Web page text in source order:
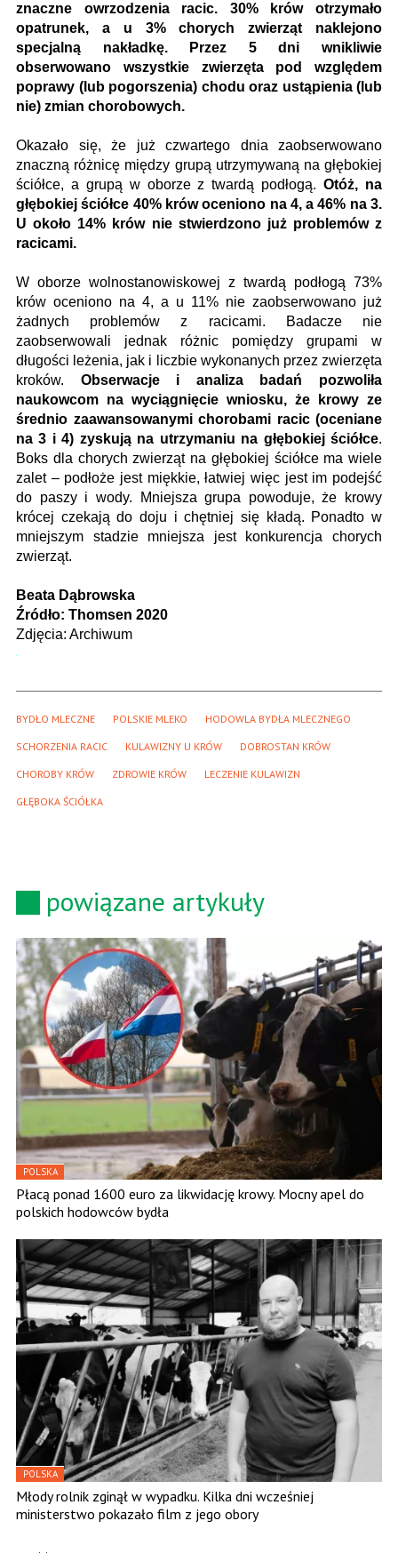
znaczne owrzodzenia racic. 30% krów otrzymało
opatrunek, a u 3% chorych zwierząt naklejono
specjalną nakładkę. Przez 5 dni wnikliwie
obserwowano wszystkie zwierzęta pod względem
poprawy (lub pogorszenia) chodu oraz ustąpienia (lub
nie) zmian chorobowych.
Okazało się, że już czwartego dnia zaobserwowano
znaczną różnicę między grupą utrzymywaną na głębokiej
ściółce, a grupą w oborze z twardą podłogą.Otóż, na
głębokiej ściółce 40% krów oceniono na 4, a 46% na 3.
U około 14% krów nie stwierdzono już problemów z
racicami.
W oborze wolnostanowiskowej z twardą podłogą 73%
krów oceniono na 4, a u 11% nie zaobserwowano już
żadnych problemów z racicami. Badacze nie
zaobserwowali jednak różnic pomiędzy grupami w
długości leżenia, jak i liczbie wykonanych przez zwierzęta
kroków. Obserwacje i analiza badań pozwoliła
naukowcom na wyciągnięcie wniosku, że krowy ze
średnio zaawansowanymi chorobami racic (oceniane
na 3 i 4) zyskują na utrzymaniu na głębokiej ściółce.
Boks dla chorych zwierząt na głębokiej ściółce ma wiele
zalet – podłoże jest miękkie, łatwiej więc jest im podejść
do paszy i wody. Mniejsza grupa powoduje, że krowy
krócej czekają do doju i chętniej się kładą. Ponadto w
mniejszym stadzie mniejsza jest konkurencja chorych
zwierząt.
Beata Dąbrowska
Źródło: Thomsen 2020
Zdjęcia: Archiwum
BYDŁO MLECZNE POLSKIE MLEKO HODOWLA BYDŁA MLECZNEGO
SCHORZENIA RACIC KULAWIZNY U KRÓW DOBROSTAN KRÓW
CHOROBY KRÓW ZDROWIE KRÓW LECZENIE KULAWIZN
GŁĘBOKA ŚCIÓŁKA
powiązane artykuły
POLSKA
Płacą ponad 1600 euro za likwidację krowy. Mocny apel do
polskich hodowców bydła
POLSKA
Młody rolnik zginął w wypadku. Kilka dni wcześniej
ministerstwo pokazało film z jego obory